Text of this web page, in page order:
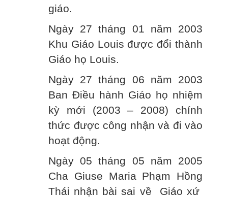
giáo.
Ngày 27 tháng 01 năm 2003
Khu Giáo Louis được đổi thành
Giáo họ Louis.
Ngày 27 tháng 06 năm 2003
Ban Điều hành Giáo họ nhiệm
kỳ mới (2003 – 2008) chính
thức được công nhận và đi vào
hoạt động.
Ngày 05 tháng 05 năm 2005
Cha Giuse Maria Phạm Hồng
Thái nhận bài sai về Giáo xứ